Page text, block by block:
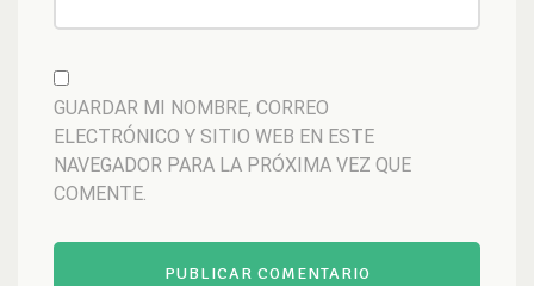
GUARDAR MI NOMBRE, CORREO
ELECTRÓNICO Y SITIO WEB EN ESTE
NAVEGADOR PARA LA PRÓXIMA VEZ QUE
COMENTE.